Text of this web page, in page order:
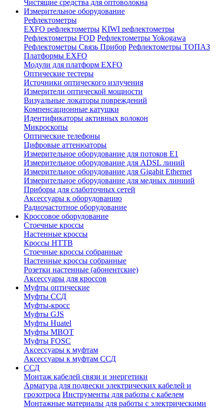
Чистящие средства для оптоволокна
Измерительное оборудование
Рефлектометры
EXFO рефлектометры KIWI рефлектометры
Рефлектометры FOD Рефлектометры Yokogawa
Рефлектометры Связь Прибор Рефлектометры ТОПАЗ
Платформы EXFO
Модули для платформ EXFO
Оптические тестеры
Источники оптического излучения
Измерители оптической мощности
Визуальные локаторы повреждений
Компенсационные катушки
Идентификаторы активных волокон
Микроскопы
Оптические телефоны
Цифровые аттенюаторы
Измерительное оборудование для потоков Е1
Измерительное оборудование для ADSL линий
Измерительное оборудование для Gigabit Ethernet
Измерительное оборудование для медных линиий
Приборы для слаботочных сетей
Аксессуары к оборудованию
Радиочастотное оборудование
Кроссовое оборудование
Стоечные кроссы
Настенные кроссы
Кроссы HTTB
Стоечные кроссы собранные
Настенные кроссы собранные
Розетки настенные (абонентские)
Аксессуары для кроссов
Муфты оптические
Муфты ССД
Муфты-кросс
Муфты GJS
Муфты Huatel
Муфты МВОТ
Муфты FOSC
Аксессуары к муфтам
Аксессуары к муфтам ССД
ССД
Монтаж кабелей связи и энергетики
Арматура для подвески электрических кабелей и
грозотроса Инструменты для работы с кабелем
Монтажные материалы для работы с электрическими